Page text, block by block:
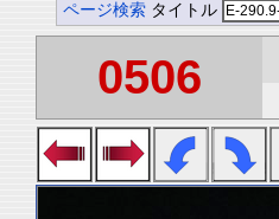
ページ検索 タイトル
0506